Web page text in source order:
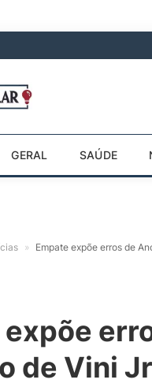
GERAL SAÚDE
» Empate expõe erros de
expõe
de Vini Jr